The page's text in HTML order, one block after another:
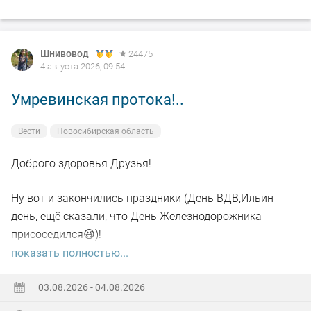
Шнивовод
24475
4 августа 2026, 09:54
Умревинская протока!..
Вести Новосибирская область
Доброго здоровья Друзья!
Ну вот и закончились праздники (День ВДВ,Ильин
день, ещё сказали, что День Железнодорожника
присоседился😆)!
показать полностью...
03.08.2026 - 04.08.2026